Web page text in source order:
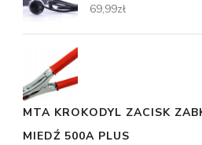
69,99zł
MTA KROKODYL ZACISK
MIEDŹ 500A PLUS